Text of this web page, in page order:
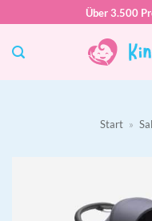
springen
Über 3.500
Start »